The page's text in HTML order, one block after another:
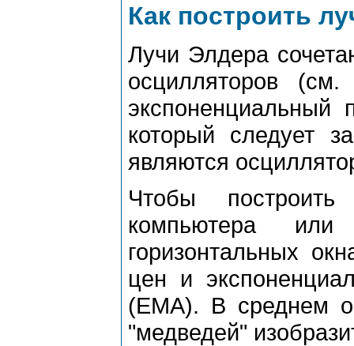
Как построить
Лучи Элдера
осцилляторов
экспоненциальный
который следует
являются
Чтобы
компьютера
горизонтальных
цен и
(ЕМА). В среднем
"медведей"